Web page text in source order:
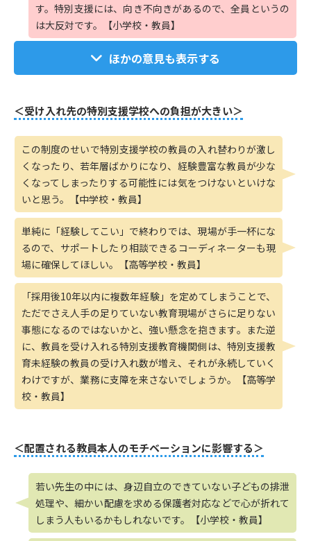
す。特別支援には、向き不向きがあるので、全員というの
は大反対です。【小学校・教員】
ほかの意見も表示する
＜受け入れ先の特別支援学校への負担が大きい＞
この制度のせいで特別支援学校の教員の入れ替わりが激し
くなったり、若年層ばかりになり、経験豊富な教員が少な
くなってしまったりする可能性には気をつけないといけな
いと思う。【中学校・教員】
単純に「経験してこい」で終わりでは、現場が手一杯にな
るので、サポートしたり相談できるコーディネーターも現
場に確保してほしい。【高等学校・教員】
「採用後10年以内に複数年経験」を定めてしまうことで、
ただでさえ人手の足りていない教育現場がさらに足りない
事態になるのではないかと、強い懸念を抱きます。また逆
に、教員を受け入れる特別支援教育機関側は、特別支援教
育未経験の教員の受け入れ数が増え、それが永続していく
わけですが、業務に支障を来さないでしょうか。【高等学
校・教員】
＜配置される教員本人のモチベーションに影響する＞
若い先生の中には、身辺自立のできていない子どもの排泄
処理や、細かい配慮を求める保護者対応などで心が折れて
しまう人もいるかもしれないです。【小学校・教員】